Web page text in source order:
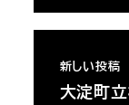
新しい投稿
大淀町